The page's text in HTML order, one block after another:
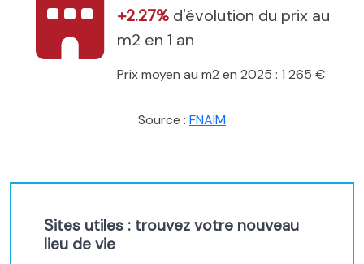
+2.27% d'évolution du prix au
m2 en 1 an
Prix moyen au m2 en 2025 : 1 265 €
Source : FNAIM
Sites utiles : trouvez votre nouveau
lieu de vie